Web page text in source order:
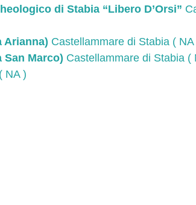
di Stabia “Libero D’Orsi”
Arianna) Castellammare di Stabia ( NA
Marco) Castellammare di Stabia (
NA )